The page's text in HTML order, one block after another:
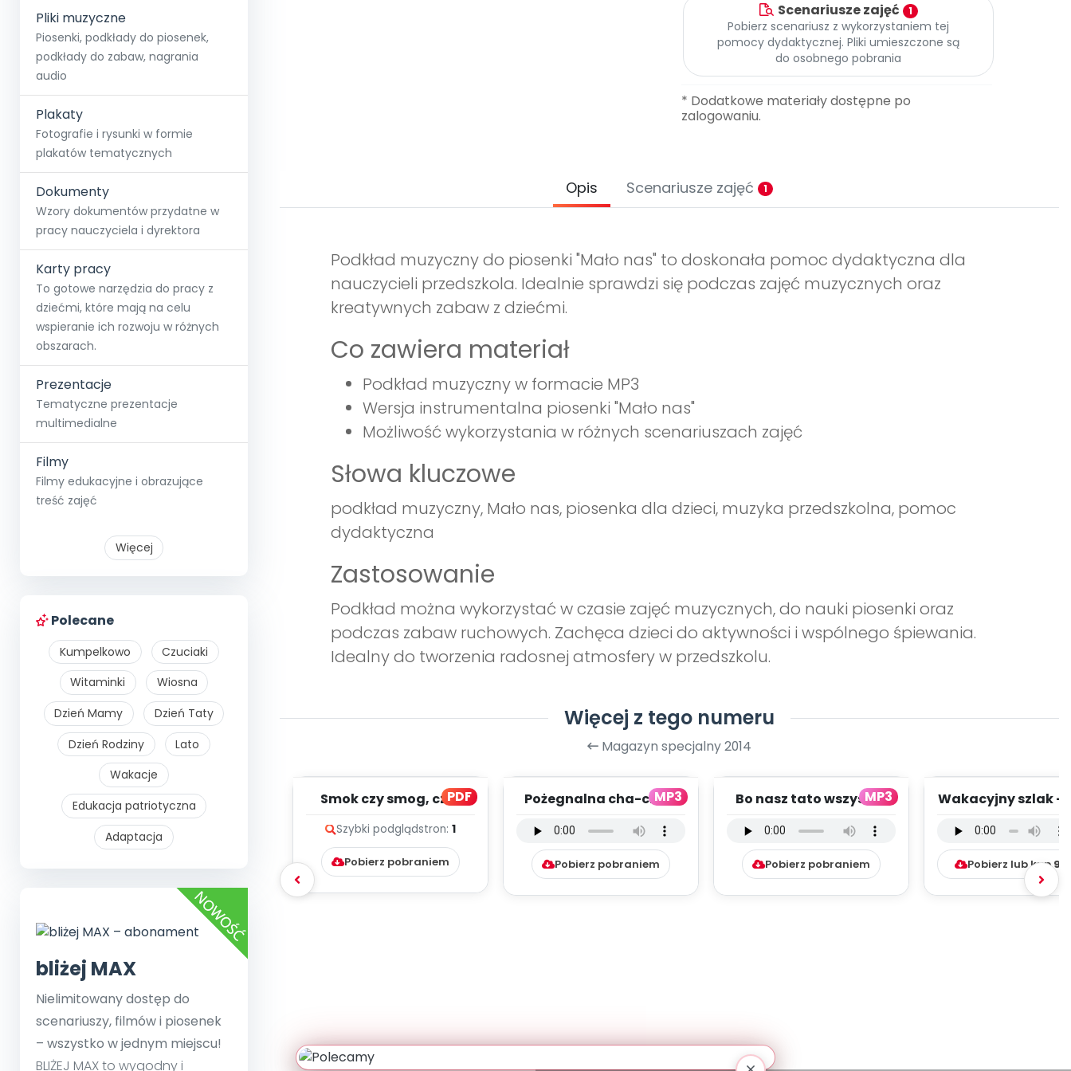
Pliki muzyczne
Piosenki, podkłady do piosenek,
podkłady do zabaw, nagrania
audio
Plakaty
Fotografie i rysunki w formie
plakatów tematycznych
Dokumenty
Wzory dokumentów przydatne w
pracy nauczyciela i dyrektora
Karty pracy
To gotowe narzędzia do pracy z
dziećmi, które mają na celu
wspieranie ich rozwoju w różnych
obszarach.
Prezentacje
Tematyczne prezentacje
multimedialne
Filmy
Filmy edukacyjne i obrazujące
treść zajęć
Więcej
Polecane
Kumpelkowo
Czuciaki
Witaminki
Wiosna
Dzień Mamy
Dzień Taty
Dzień Rodziny
Lato
Wakacje
Edukacja patriotyczna
Adaptacja
bliżej MAX
Nielimitowany dostęp do
scenariuszy, filmów i piosenek
– wszystko w jednym miejscu!
BLIŻEJ MAX to wygodny i
Scenariusze zajęć 1
Pobierz scenariusz z wykorzystaniem tej
pomocy dydaktycznej. Pliki umieszczone są
do osobnego pobrania
* Dodatkowe materiały dostępne po
zalogowaniu.
Opis Scenariusze zajęć 1
Podkład muzyczny do piosenki "Mało nas" to doskonała pomoc dydaktyczna dla
nauczycieli przedszkola. Idealnie sprawdzi się podczas zajęć muzycznych oraz
kreatywnych zabaw z dziećmi.
Co zawiera materiał
Podkład muzyczny w formacie MP3
Wersja instrumentalna piosenki "Mało nas"
Możliwość wykorzystania w różnych scenariuszach zajęć
Słowa kluczowe
podkład muzyczny, Mało nas, piosenka dla dzieci, muzyka przedszkolna, pomoc
dydaktyczna
Zastosowanie
Podkład można wykorzystać w czasie zajęć muzycznych, do nauki piosenki oraz
podczas zabaw ruchowych. Zachęca dzieci do aktywności i wspólnego śpiewania.
Idealny do tworzenia radosnej atmosfery w przedszkolu.
Więcej z tego numeru
Magazyn specjalny 2014
PDF
Smok czy smog, cz. 2
Szybki podglądstron: 1
Pobierz pobraniem
MP3
Pożegnalna cha-cha -
(PD, mp3)
Pobierz pobraniem
MP3
Bo nasz tato wszystko
instrumentalna (PD,...
Pobierz pobraniem
Wakacyjny szlak -
mp3)
Pobierz lub kup